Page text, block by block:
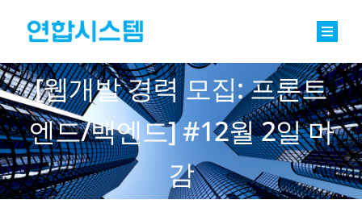
content
Toggle
정밀기계부품
베어링
바로팩토리 Basic
연합소식
[웹개발 경력 모집: 프론트
엔드/백엔드] #12월 2일 마
감